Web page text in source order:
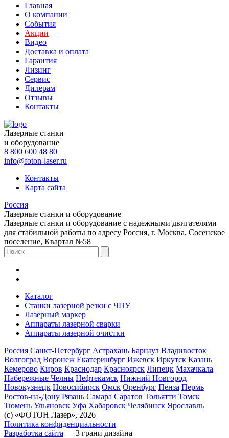
Главная
О компании
События
Акции
Видео
Доставка и оплата
Гарантия
Лизинг
Сервис
Дилерам
Отзывы
Контакты
Лазерные станки
и оборудование
8 800 600 48 80
info@foton-laser.ru
Контакты
Карта сайта
Россия
Лазерные станки и оборудование
Лазерные станки и оборудование с надежными двигателями
для стабильной работы по адресу Россия, г. Москва, Сосенское
поселение, Квартал №58
Каталог
Станки лазерной резки с ЧПУ
Лазерный маркер
Аппараты лазерной сварки
Аппараты лазерной очистки
Россия Санкт-Петербург Астрахань Барнаул Владивосток
Волгоград Воронеж Екатеринбург Ижевск Иркутск Казань
Кемерово Киров Краснодар Красноярск Липецк Махачкала
Набережные Челны Нефтекамск Нижний Новгород
Новокузнецк Новосибирск Омск Оренбург Пенза Пермь
Ростов-на-Дону Рязань Самара Саратов Тольятти Томск
Тюмень Ульяновск Уфа Хабаровск Челябинск Ярославль
(с) «ФОТОН Лазер», 2026
Политика конфиденциальности
Разработка сайта — 3 грани дизайна